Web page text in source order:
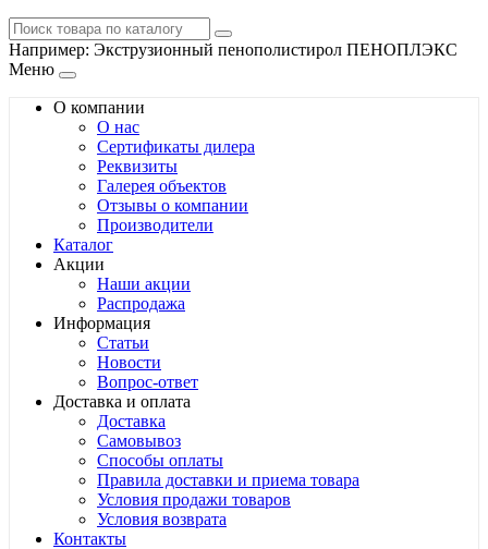
Например: Экструзионный пенополистирол ПЕНОПЛЭКС
Меню
О компании
О нас
Сертификаты дилера
Реквизиты
Галерея объектов
Отзывы о компании
Производители
Каталог
Акции
Наши акции
Распродажа
Информация
Статьи
Новости
Вопрос-ответ
Доставка и оплата
Доставка
Самовывоз
Способы оплаты
Правила доставки и приема товара
Условия продажи товаров
Условия возврата
Контакты